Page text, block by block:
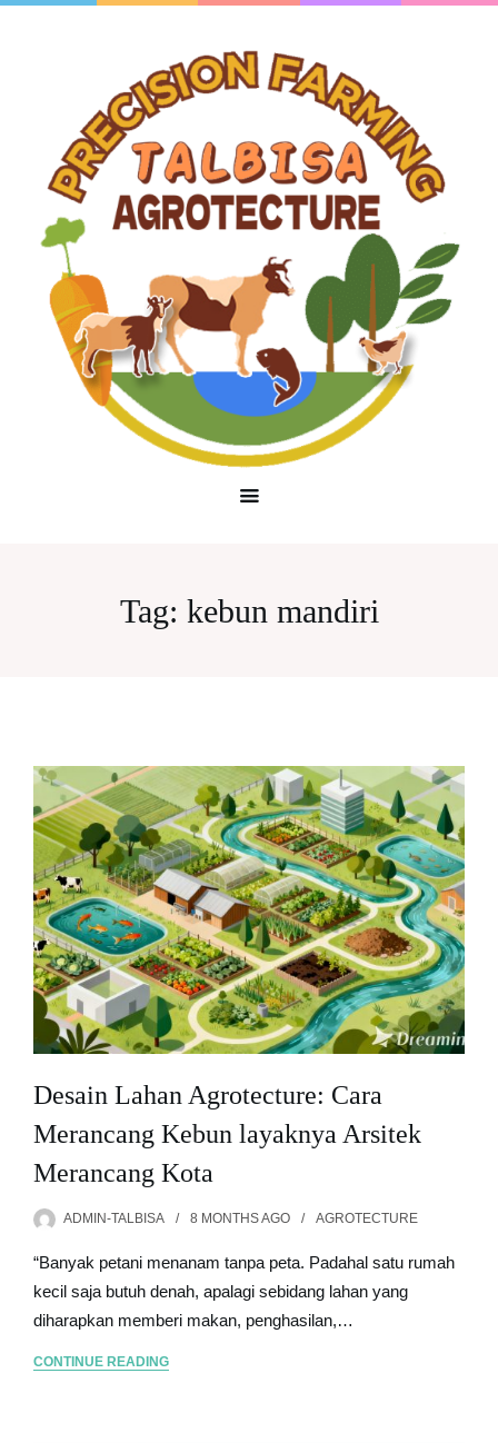
Tag: kebun mandiri
Desain Lahan Agrotecture: Cara
Merancang Kebun layaknya Arsitek
Merancang Kota
ADMIN-TALBISA 8 MONTHSAGO AGROTECTURE
“Banyak petani menanam tanpa peta. Padahal satu rumah
kecil saja butuh denah, apalagi sebidang lahan yang
diharapkan memberi makan, penghasilan,…
CONTINUE READING